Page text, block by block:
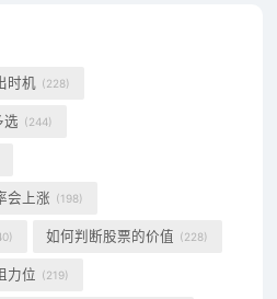
时机 (228)
选 (244)
会上涨 (198)
如何判断股票的价值 (228)
力位 (219)